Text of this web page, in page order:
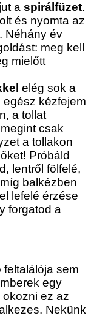
a spirálfüzet.
és nyomta az
Néhány év
meg kell
mielőtt
elég sok a
egész kézfejem
a tollat
csak
a tollakon
Próbáld
lentről fölfelé,
balkézben
lefelé érzése
forgatod a
feltalálója sem
egy
ez az
Nekünk